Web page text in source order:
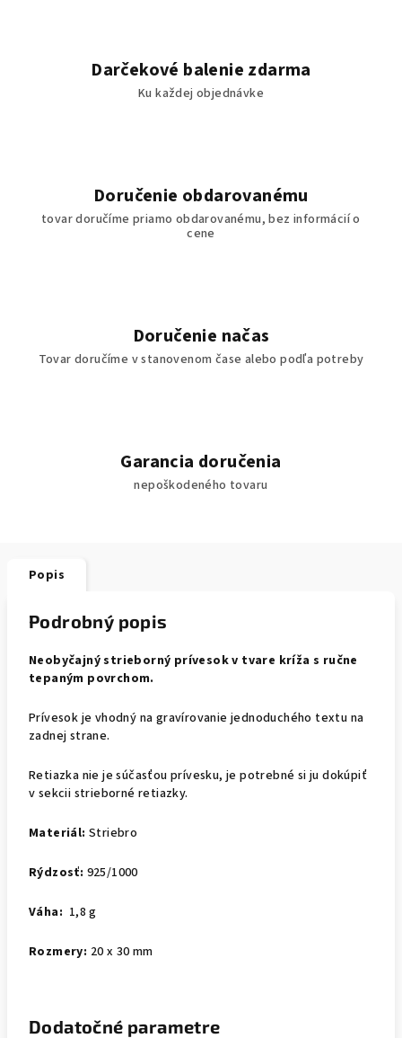
Darčekové balenie zdarma
Ku každej objednávke
Doručenie obdarovanému
tovar doručíme priamo obdarovanému, bez informácií o
cene
Doručenie načas
Tovar doručíme v stanovenom čase alebo podľa potreby
Garancia doručenia
nepoškodeného tovaru
Popis
Podrobný popis
Neobyčajný strieborný prívesok v tvare kríža s ručne
tepaným povrchom.
Prívesok je vhodný na gravírovanie jednoduchého textu na
zadnej strane.
Retiazka nie je súčasťou prívesku, je potrebné si ju dokúpiť
v sekcii strieborné retiazky.
Materiál: Striebro
Rýdzosť: 925/1000
Váha: 1,8 g
Rozmery: 20 x 30 mm
Dodatočné parametre